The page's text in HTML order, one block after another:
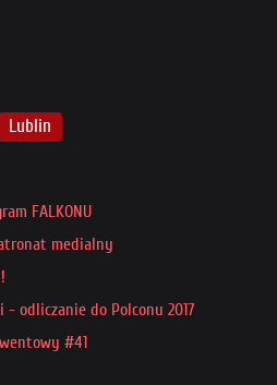
Lublin
FALKONU
medialny
- odliczanie do Polconu 2017
#41